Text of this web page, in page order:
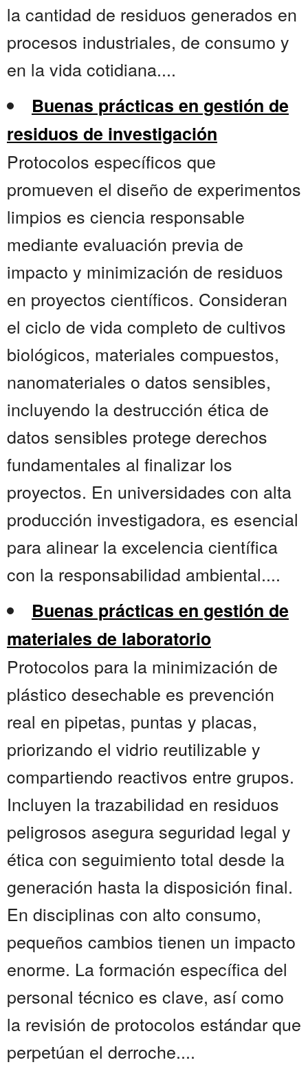
la cantidad de residuos generados en
procesos industriales, de consumo y
en la vida cotidiana....
Buenas prácticas en gestión de
residuos de investigación
Protocolos específicos que
promueven el diseño de experimentos
limpios es ciencia responsable
mediante evaluación previa de
impacto y minimización de residuos
en proyectos científicos. Consideran
el ciclo de vida completo de cultivos
biológicos, materiales compuestos,
nanomateriales o datos sensibles,
incluyendo la destrucción ética de
datos sensibles protege derechos
fundamentales al finalizar los
proyectos. En universidades con alta
producción investigadora, es esencial
para alinear la excelencia científica
con la responsabilidad ambiental....
Buenas prácticas en gestión de
materiales de laboratorio
Protocolos para la minimización de
plástico desechable es prevención
real en pipetas, puntas y placas,
priorizando el vidrio reutilizable y
compartiendo reactivos entre grupos.
Incluyen la trazabilidad en residuos
peligrosos asegura seguridad legal y
ética con seguimiento total desde la
generación hasta la disposición final.
En disciplinas con alto consumo,
pequeños cambios tienen un impacto
enorme. La formación específica del
personal técnico es clave, así como
la revisión de protocolos estándar que
perpetúan el derroche....